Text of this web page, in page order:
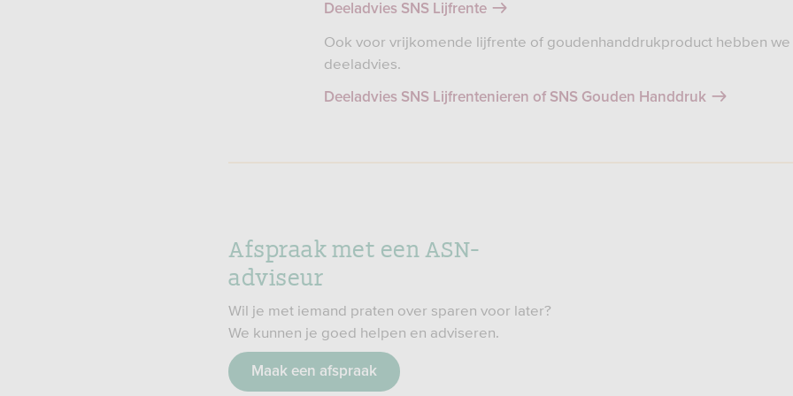
Deeladvies SNS Lijfrente
Ook voor vrijkomende lijfrente of goudenhanddrukproduct hebben
deeladvies.
Deeladvies SNS Lijfrentenieren of SNS Gouden Handdruk
Afspraak met een ASN-
adviseur
Wil je met iemand praten over sparen voor later?
We kunnen je goed helpen en adviseren.
Maak een afspraak